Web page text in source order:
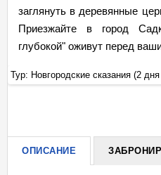
заглянуть в деревянные
Приезжайте в город
глубокой" оживут перед
Тур: Новгородские сказания (2
ОПИСАНИЕ